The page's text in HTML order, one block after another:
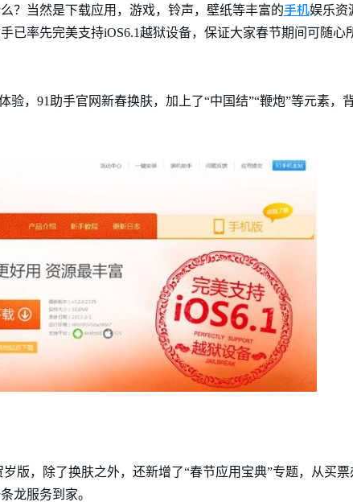
？当然是下载应用，游戏，铃声，壁纸等丰富的手机娱乐资
已率先完美支持iOS6.1越狱设备，保证大家春节期间可随心
验，91助手官网新春换肤，加上了“中国结”“鞭炮”等元素，
版，除了换肤之外，还新增了“春节应用宝典”专题，从买票
龙服务到家。